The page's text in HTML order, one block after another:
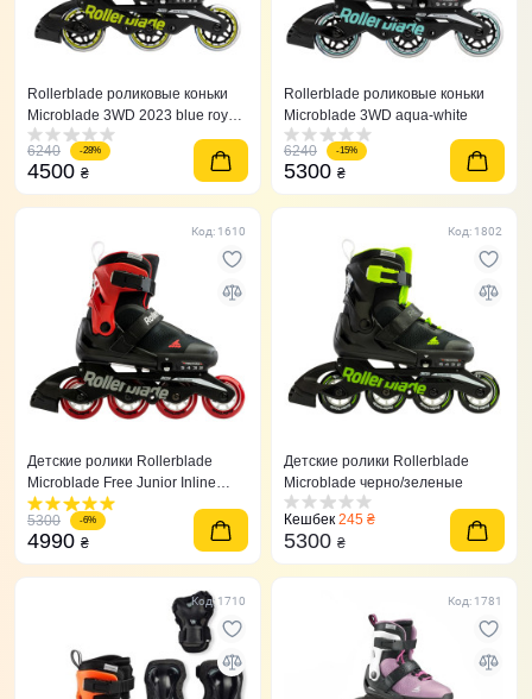
Rollerblade роликовые коньки
Microblade 3WD 2023 blue royal-
lime
6240
-28%
4500 ₴
Rollerblade роликовые коньки
Microblade 3WD aqua-white
6240 -15%
5300 ₴
Код: 1610
Детские ролики Rollerblade
Microblade Free Junior Inline
Skates красные
5300
-6%
4990 ₴
Код: 1802
Детские ролики Rollerblade
Microblade черно/зеленые
Кешбек 245 ₴
5300 ₴
Код: 1710 Код: 1781